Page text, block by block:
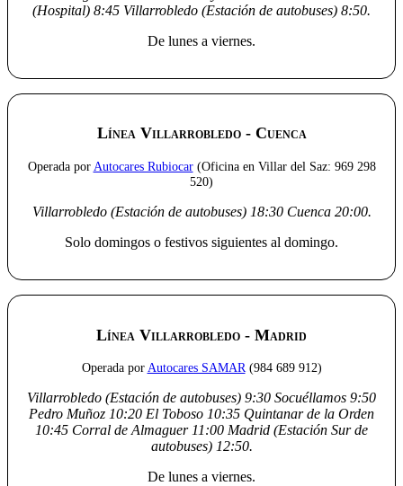
(Hospital) 8:45 Villarrobledo (Estación de autobuses) 8:50.
De lunes a viernes.
Línea Villarrobledo - Cuenca
Operada por Autocares Rubiocar(Oficina en Villar del Saz: 969 298
520)
Villarrobledo (Estación de autobuses) 18:30 Cuenca 20:00.
Solo domingos o festivos siguientes al domingo.
Línea Villarrobledo - Madrid
Operada por Autocares SAMAR (984 689 912)
Villarrobledo (Estación de autobuses) 9:30 Socuéllamos 9:50
Pedro Muñoz 10:20 El Toboso 10:35 Quintanar de la Orden
10:45 Corral de Almaguer 11:00 Madrid (Estación Sur de
autobuses) 12:50.
De lunes a viernes.